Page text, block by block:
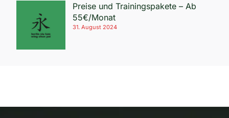
Preise und Trainingspakete – Ab
55€/Monat
31. August 2024